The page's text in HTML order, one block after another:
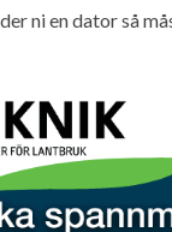
ni en dator så